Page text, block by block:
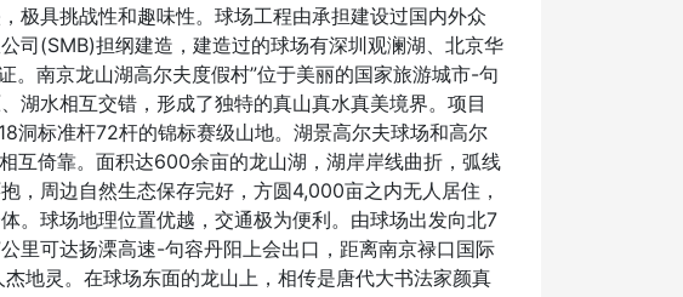
极具挑战性和趣味性。球场工程由承担建设过国内外众
司(SMB)担纲建造，建造过的球场有深圳观澜湖、北京华
南京龙山湖高尔夫度假村”位于美丽的国家旅游城市-句
湖水相互交错，形成了独特的真山真水真美境界。项目
洞标准杆72杆的锦标赛级山地。湖景高尔夫球场和高尔
互倚靠。面积达600余亩的龙山湖，湖岸岸线曲折，弧线
，周边自然生态保存完好，方圆4,000亩之内无人居住，
。球场地理位置优越，交通极为便利。由球场出发向北7
里可达扬溧高速-句容丹阳上会出口，距离南京禄口国际
地灵。在球场东面的龙山上，相传是唐代大书法家颜真